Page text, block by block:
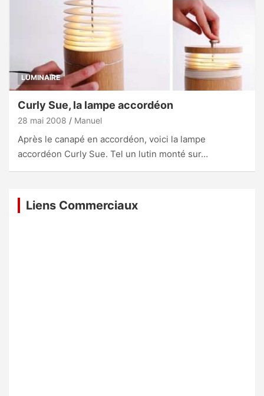
LUMINAIRE
Curly Sue, la lampe accordéon
28 mai 2008 Manuel
Après le canapé en accordéon, voici la lampe
accordéon Curly Sue. Tel un lutin monté sur…
Liens Commerciaux